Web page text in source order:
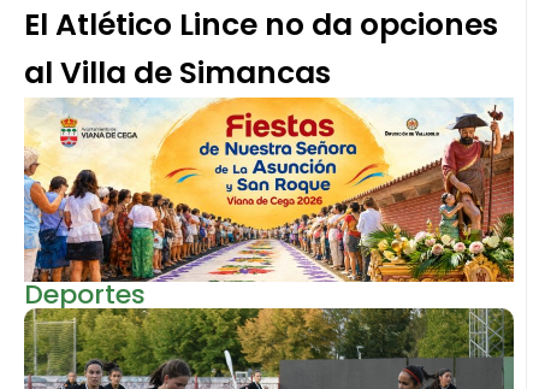
El Atlético Lince no da opciones
al Villa de Simancas
Deportes